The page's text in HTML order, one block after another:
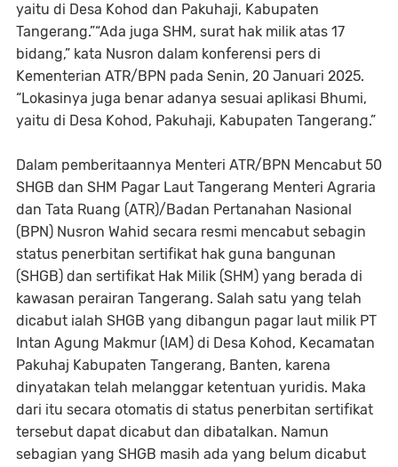
yaitu di Desa Kohod dan Pakuhaji, Kabupaten
Tangerang.”“Ada juga SHM, surat hak milik atas 17
bidang,” kata Nusron dalam konferensi pers di
Kementerian ATR/BPN pada Senin, 20 Januari 2025.
“Lokasinya juga benar adanya sesuai aplikasi Bhumi,
yaitu di Desa Kohod, Pakuhaji, Kabupaten Tangerang.”
Dalam pemberitaannya Menteri ATR/BPN Mencabut 50
SHGB dan SHM Pagar Laut Tangerang Menteri Agraria
dan Tata Ruang (ATR)/Badan Pertanahan Nasional
(BPN) Nusron Wahid secara resmi mencabut sebagin
status penerbitan sertifikat hak guna bangunan
(SHGB) dan sertifikat Hak Milik (SHM) yang berada di
kawasan perairan Tangerang. Salah satu yang telah
dicabut ialah SHGB yang dibangun pagar laut milik PT
Intan Agung Makmur (IAM) di Desa Kohod, Kecamatan
Pakuhaj Kabupaten Tangerang, Banten, karena
dinyatakan telah melanggar ketentuan yuridis. Maka
dari itu secara otomatis di status penerbitan sertifikat
tersebut dapat dicabut dan dibatalkan. Namun
sebagian yang SHGB masih ada yang belum dicabut